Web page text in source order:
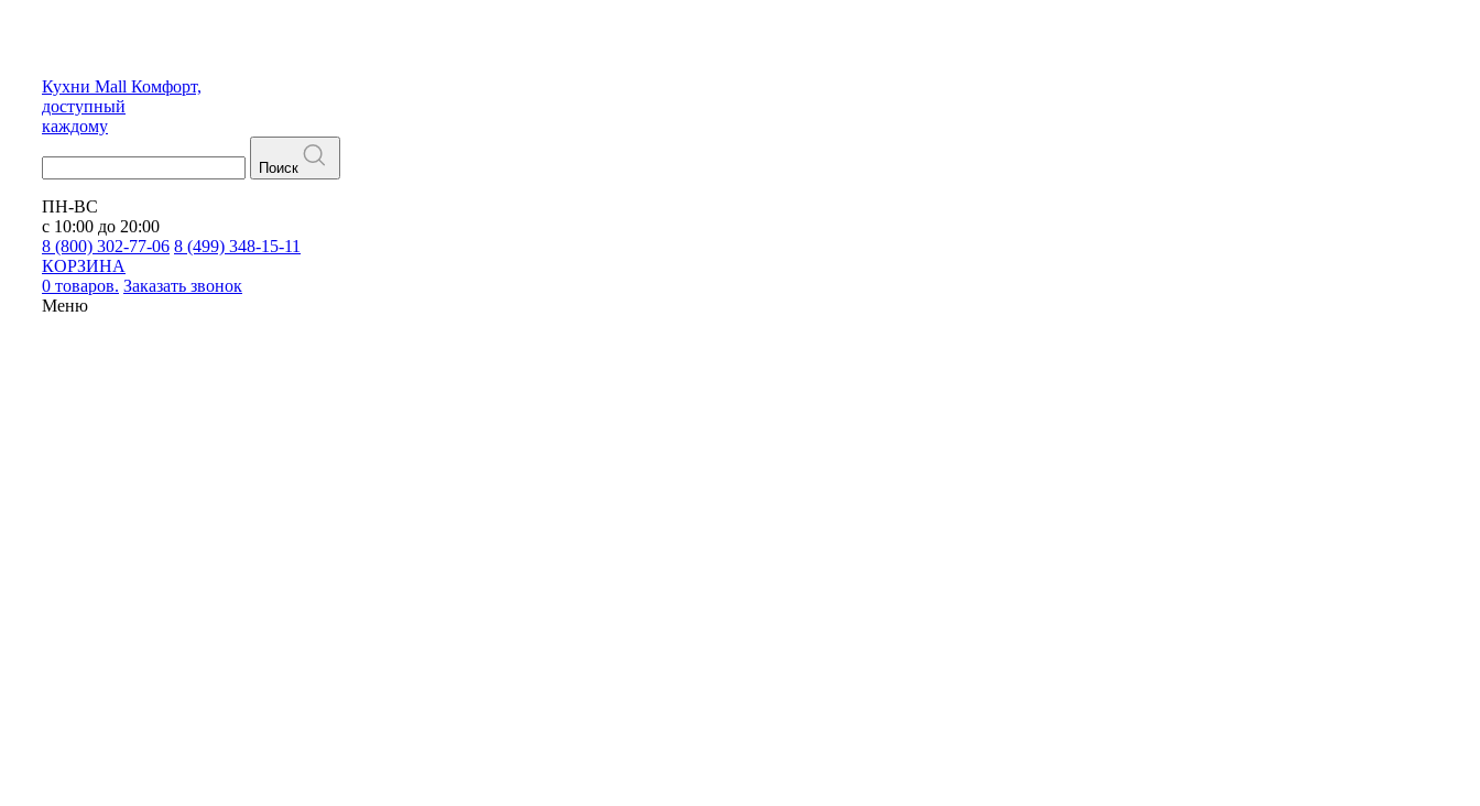
Кухни Mall Комфорт,
доступный
каждому
Поиск
ПН-ВС
с 10:00 до 20:00
8 (800) 302-77-06 8 (499) 348-15-11
КОРЗИНА
0 товаров. Заказать звонок
Меню